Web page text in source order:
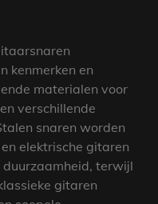
kenmerken en
materialen voor
verschillende
snaren worden
elektrische gitaren
terwijl
gitaren